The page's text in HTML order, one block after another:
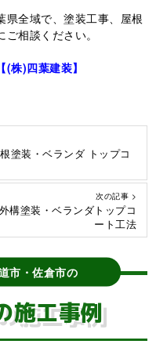
県全域で、塗装工事、屋根
相談ください。
株)四葉建装】
装・ベランダ トップコ
次の記事 >
塗装・ベランダトップコ
ート工法
市・佐倉市の
施工事例